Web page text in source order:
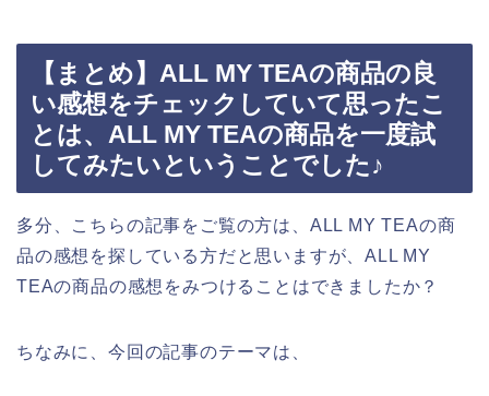
【まとめ】ALL MY TEAの商品の良
い感想をチェックしていて思ったこ
とは、ALL MY TEAの商品を一度試
してみたいということでした♪
多分、こちらの記事をご覧の方は、ALL MY TEAの商
品の感想を探している方だと思いますが、ALL MY
TEAの商品の感想をみつけることはできましたか？
ちなみに、今回の記事のテーマは、